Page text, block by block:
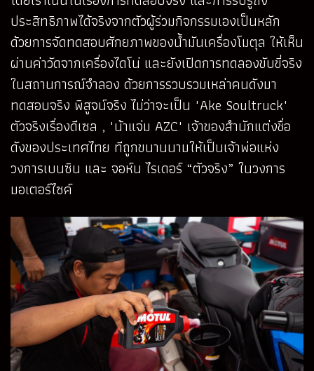
ประสิทธิภาพได้จริงจากตัวผู้ร่วมกิจกรรมเองเป็นหลัก
ด้วยการจัดทดสอบศักยภาพของน้ำมันเครื่องโมตุล ให้เห็น
ผ่านค่าวัดจากเครื่องไดโน่ และยังเปิดการทดลองขับขี่จริง
ในสถานการณ์จำลอง ด้วยการรวบรวมเหล่าคนดังมา
ทดสอบจริง พิสูจน์จริง ไม่ว่าจะเป็น "Ake Soultruck"
ตัวจริงเรื่องดีเซล , "น้าแจ่ม AZC" เจ้าของสำนักแต่งชื่อ
ดังของประเทศไทย ทีถูกขนานนามให้เป็นเจ้าพ่อแห่ง
วงการเบนซิน และ จอห์น ไรเดอร์ “ตัวจริง” ในวงการ
มอเตอร์ไซค์